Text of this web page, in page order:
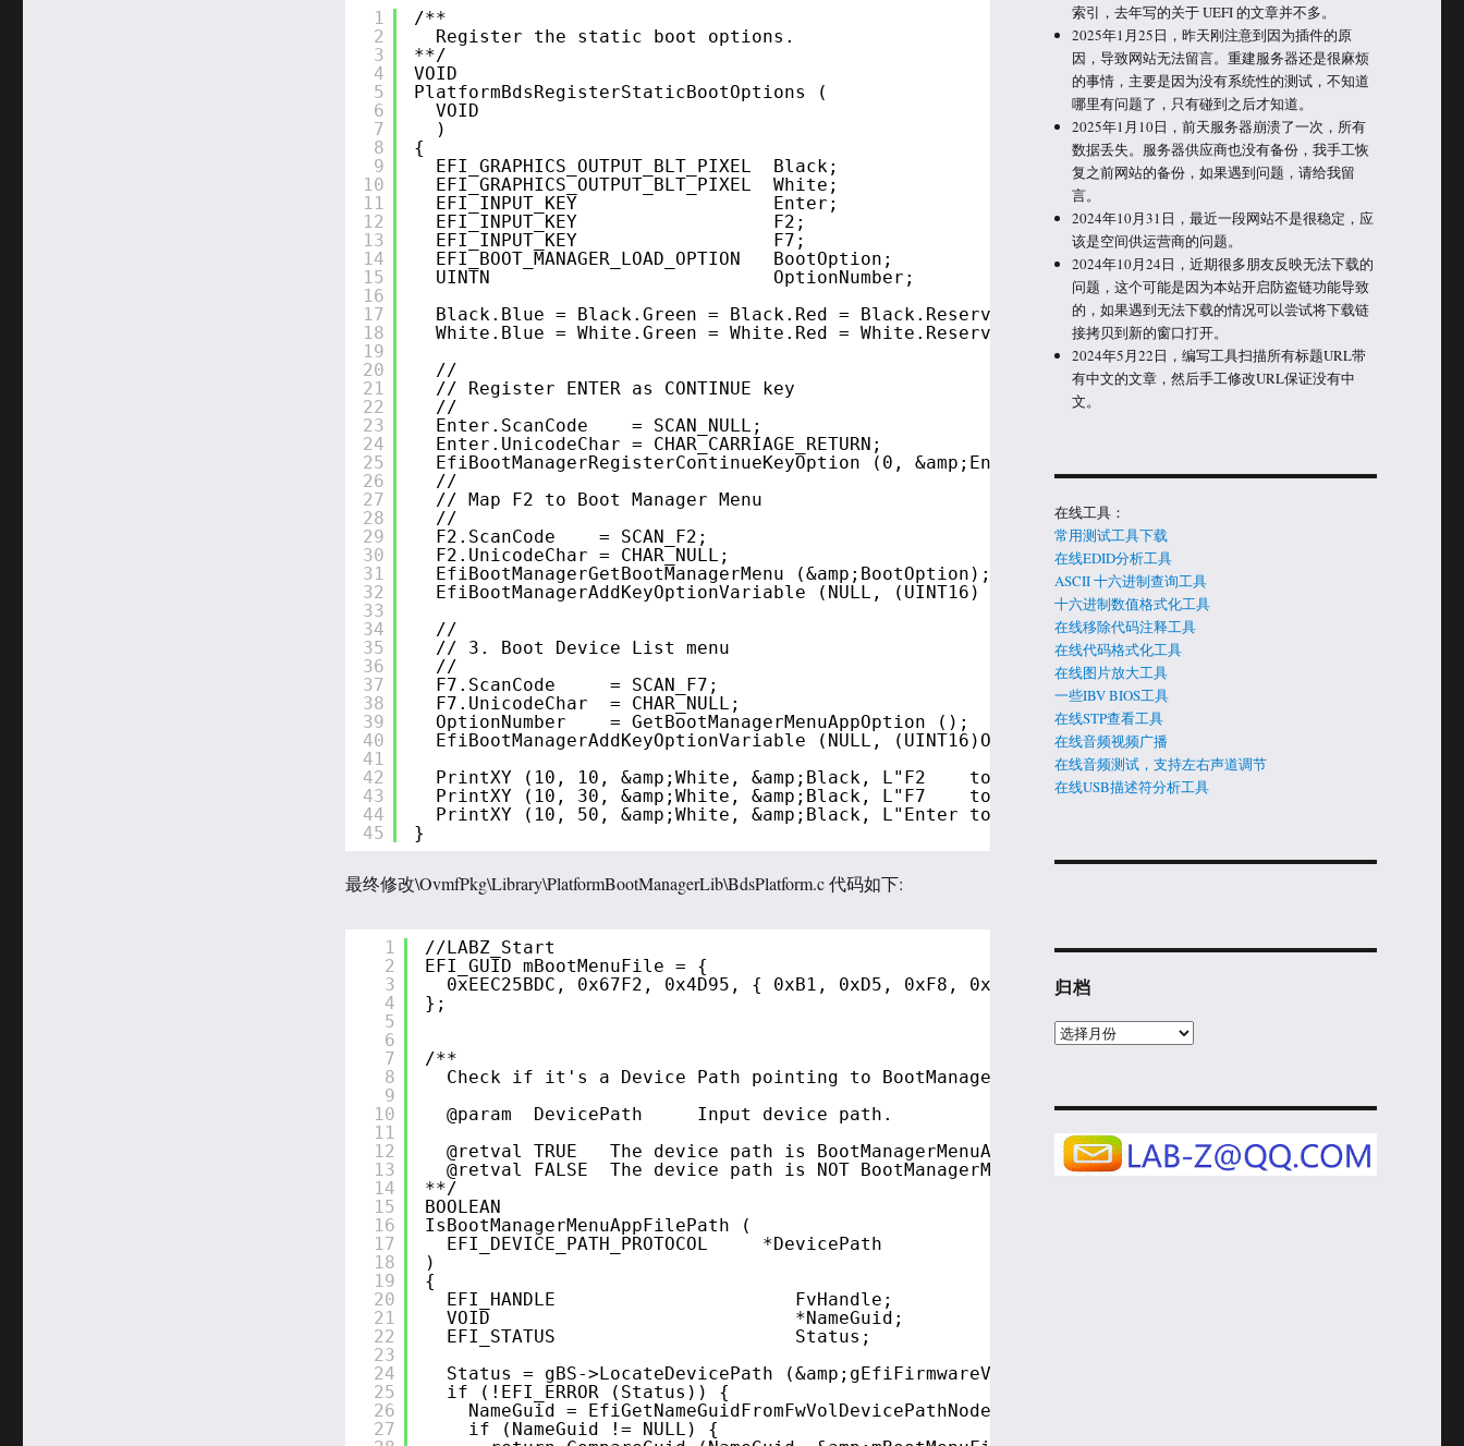
1
2
3
4
5
6
7
8
9
10
11
12
13
14
15
16
17
18
19
20
21
22
23
24
25
26
27
28
29
30
31
32
33
34
35
36
37
38
39
40
41
42
43
44
45
/**
Register the static boot options.
**/
VOID
PlatformBdsRegisterStaticBootOptions (
VOID
)
{
EFI_GRAPHICS_OUTPUT_BLT_PIXEL  Black;
EFI_GRAPHICS_OUTPUT_BLT_PIXEL  White;
EFI_INPUT_KEY                  Enter;
EFI_INPUT_KEY                  F2;
EFI_INPUT_KEY                  F7;
EFI_BOOT_MANAGER_LOAD_OPTION   BootOption;
UINTN                          OptionNumber;
Black.Blue = Black.Green = Black.Red = Black.Reserved = 0;
White.Blue = White.Green = White.Red = White.Reserved = 0xFF;
//
// Register ENTER as CONTINUE key
//
Enter.ScanCode    = SCAN_NULL;
Enter.UnicodeChar = CHAR_CARRIAGE_RETURN;
EfiBootManagerRegisterContinueKeyOption (0, &amp;Enter, NULL);
//
// Map F2 to Boot Manager Menu
//
F2.ScanCode    = SCAN_F2;
F2.UnicodeChar = CHAR_NULL;
EfiBootManagerGetBootManagerMenu (&amp;BootOption);
EfiBootManagerAddKeyOptionVariable (NULL, (UINT16) BootOption.OptionNumber, 0, &amp;F2, NULL);
//
// 3. Boot Device List menu
//
F7.ScanCode     = SCAN_F7;
F7.UnicodeChar  = CHAR_NULL;
OptionNumber    = GetBootManagerMenuAppOption ();
EfiBootManagerAddKeyOptionVariable (NULL, (UINT16)OptionNumber, 0, &amp;F7, NULL);
PrintXY (10, 10, &amp;White, &amp;Black, L"F2    to enter Setup.
PrintXY (10, 30, &amp;White, &amp;Black, L"F7    to enter Boot Manager Menu.");
PrintXY (10, 50, &amp;White, &amp;Black, L"Enter to boot directly.");
}
最终修改\OvmfPkg\Library\PlatformBootManagerLib\BdsPlatform.c 代码如下:
1
2
3
4
5
6
7
8
9
10
11
12
13
14
15
16
17
18
19
20
21
22
23
24
25
26
27
//LABZ_Start
EFI_GUID mBootMenuFile = {
0xEEC25BDC, 0x67F2, 0x4D95, { 0xB1, 0xD5, 0xF8, 0x1B, 0x20, 0x39, 0xD1, 0x1D }
};
/**
Check if it's a Device Path pointing to BootManagerMenuApp.
@param  DevicePath     Input device path.
@retval TRUE   The device path is BootManagerMenuApp File Device Path.
@retval FALSE  The device path is NOT BootManagerMenuApp File Device Path.
**/
BOOLEAN
IsBootManagerMenuAppFilePath (
EFI_DEVICE_PATH_PROTOCOL     *DevicePath
)
{
EFI_HANDLE                      FvHandle;
VOID                            *NameGuid;
EFI_STATUS                      Status;
Status = gBS->LocateDevicePath (&amp;gEfiFirmwareVolume2ProtocolGuid, &amp;DevicePath,
if (!EFI_ERROR (Status)) {
NameGuid = EfiGetNameGuidFromFwVolDevicePathNode ((CONST
if (NameGuid != NULL) {
索引，去年写的关于 UEFI 的文章并不多。
2025年1月25日，昨天刚注意到因为插件的原
因，导致网站无法留言。重建服务器还是很麻烦
的事情，主要是因为没有系统性的测试，不知道
哪里有问题了，只有碰到之后才知道。
2025年1月10日，前天服务器崩溃了一次，所有
数据丢失。服务器供应商也没有备份，我手工恢
复之前网站的备份，如果遇到问题，请给我留
言。
2024年10月31日，最近一段网站不是很稳定，应
该是空间供运营商的问题。
2024年10月24日，近期很多朋友反映无法下载的
问题，这个可能是因为本站开启防盗链功能导致
的，如果遇到无法下载的情况可以尝试将下载链
接拷贝到新的窗口打开。
2024年5月22日，编写工具扫描所有标题URL带
有中文的文章，然后手工修改URL保证没有中
文。
在线工具：
常用测试工具下载
在线EDID分析工具
ASCII 十六进制查询工具
十六进制数值格式化工具
在线移除代码注释工具
在线代码格式化工具
在线图片放大工具
一些IBV BIOS工具
在线STP查看工具
在线音频视频广播
在线音频测试，支持左右声道调节
在线USB描述符分析工具
归档
归